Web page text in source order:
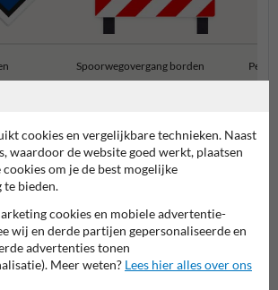
Spoorwegovergang borden
cookies en vergelijkbare technieken. Naast
waardoor de website goed werkt, plaatsen
om je de best mogelijke
bieden.
cookies en mobiele advertentie-
wij en derde partijen gepersonaliseerde en
advertenties tonen
Meer weten? Lees hier alles over ons